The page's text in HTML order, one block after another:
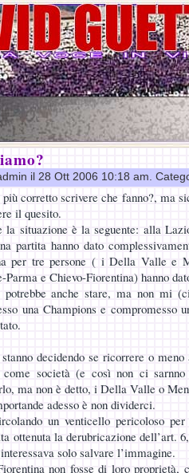
il 28 Ott 2006 10:18 am.
più corretto scrivere che fanno?, ma
il quesito.
la situazione è la seguente: alla
partita hanno dato
per tre persone ( i Della Valle e
e Chievo-Fiorentina) hanno
anche stare, ma non mi
una Champions e compromesso
decidendo se ricorrere o
come società (e così non ci
ma non è detto, i Della Valle o
adesso è non dividerci.
un venticello pericoloso
ottenuta la derubricazione dell’art.
solo salvare l’immagine.
non fosse di loro proprietà,